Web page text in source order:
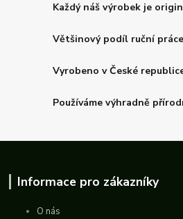
Každý náš výrobek je
Většinový podíl ruční práce
Vyrobeno v České
Používáme výhradně
Informace pro zákazníky
O nás